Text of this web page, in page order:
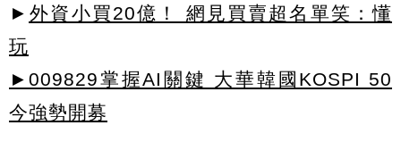
► 外資小買20億！ 網見買賣超名單笑：懂
玩
►009829掌握AI關鍵 大華韓國KOSPI 50
今強勢開募